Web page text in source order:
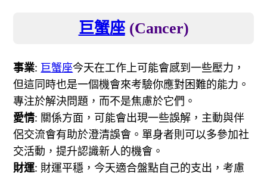
巨蟹座(Cancer)
事業: 巨蟹座今天在工作上可能會感到一些壓力，
但這同時也是一個機會來考驗你應對困難的能力。
專注於解決問題，而不是焦慮於它們。
愛情: 關係方面，可能會出現一些誤解，主動與伴
侶交流會有助於澄清誤會。單身者則可以多參加社
交活動，提升認識新人的機會。
財運: 財運平穩，今天適合盤點自己的支出，考慮